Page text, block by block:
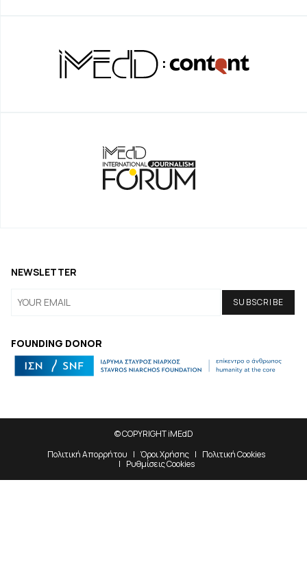
FOUNDING DONOR
NEWSLETTER
© COPYRIGHT iMEdD
Πολιτική Απορρήτου
Όροι Χρήσης
Πολιτική Cookies
Ρυθμίσεις Cookies